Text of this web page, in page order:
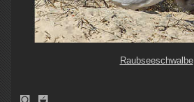
Raubseeschwalbe